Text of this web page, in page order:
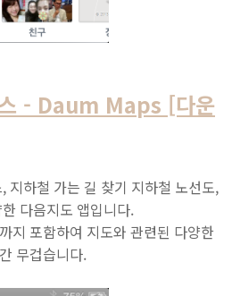
- Daum Maps [다운
지하철 가는 길 찾기 지하철 노선도,
다음지도 앱입니다.
지 포함하여 지도와 관련된 다양한
무겁습니다.